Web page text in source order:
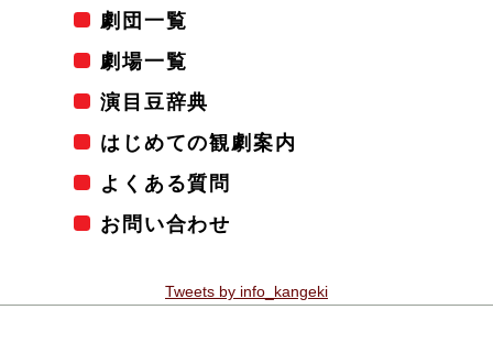
劇団一覧
劇場一覧
演目豆辞典
はじめての観劇案内
よくある質問
お問い合わせ
Tweets by info_kangeki